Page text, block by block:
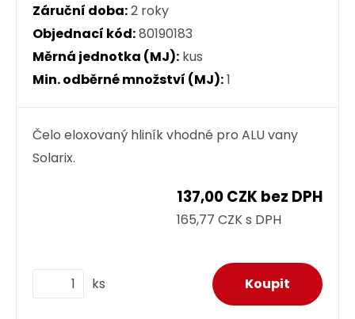
Záruční doba:2 roky
Objednací kód:80190183
Měrná jednotka (MJ): kus
Min. odběrné množství (MJ):1
Čelo eloxovaný hliník vhodné pro ALU vany
Solarix.
137,00 CZK bez DPH
165,77 CZK s DPH
ks